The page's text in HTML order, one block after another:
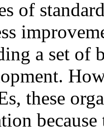
of
a set of
these